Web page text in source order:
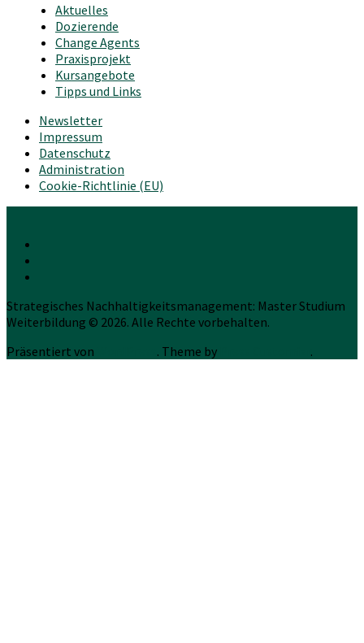
Aktuelles
Dozierende
Change Agents
Praxisprojekt
Kursangebote
Tipps und Links
Newsletter
Impressum
Datenschutz
Administration
Cookie-Richtlinie (EU)
Strategisches Nachhaltigkeitsmanagement: Master Studium
Weiterbildung © 2026. Alle Rechte vorbehalten.
Präsentiert von
. Theme by .